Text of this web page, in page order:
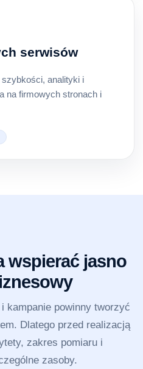
serwisów
analityki i
na firmowych stronach i
wspierać jasno
kampanie powinny tworzyć
Dlatego przed realizacją
zakres pomiaru i
zasoby.